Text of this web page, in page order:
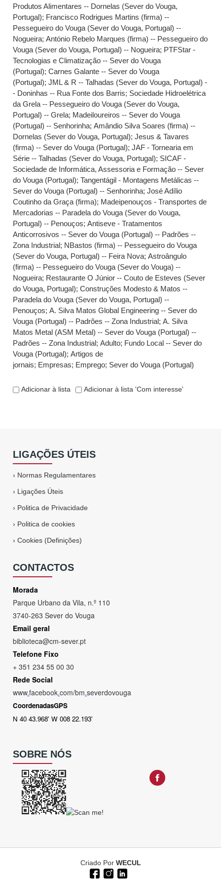
Produtos Alimentares -- Dornelas (Sever do Vouga,
Portugal); Francisco Rodrigues Martins (firma) --
Pessegueiro do Vouga (Sever do Vouga, Portugal) --
Nogueira;António Rebelo Marques (firma) -- Pessegueiro do
Vouga (Sever do Vouga, Portugal) -- Nogueira; PTFStar -
Tecnologias e Climatização -- Sever do Vouga
(Portugal);Carnes Galante -- Sever do Vouga
(Portugal);JML & R -- Talhadas (Sever do Vouga, Portugal) -
- Doninhas -- Rua Fonte dos Barris; Sociedade Hidroelétrica
da Grela -- Pessegueiro do Vouga (Sever do Vouga,
Portugal) -- Grela; Madeiloureiros -- Sever do Vouga
(Portugal) -- Senhorinha;Amândio Silva Soares (firma) --
Dornelas (Sever do Vouga, Portugal);Jesus & Tavares
(firma) -- Sever do Vouga (Portugal);JAF - Tornearia em
Série -- Talhadas (Sever do Vouga, Portugal); SICAF -
Sociedade de Informática, Assessoria e Formação -- Sever
do Vouga (Portugal);Tangentágil - Montagens Metálicas --
Sever do Vouga (Portugal) -- Senhorinha;José Adílio
Coutinho da Graça (firma); Madeipenouços - Transportes de
Mercadorias -- Paradela do Vouga (Sever do Vouga,
Portugal) -- Penouços;Antiseve - Tratamentos
Anticorrosivos -- Sever do Vouga (Portugal) -- Padrões --
Zona Industrial; NBastos (firma) -- Pessegueiro do Vouga
(Sever do Vouga, Portugal) -- Feira Nova;Astroângulo
(firma) -- Pessegueiro do Vouga (Sever do Vouga) --
Nogueira; Restaurante O Júnior -- Couto de Esteves (Sever
do Vouga, Portugal);Construções Modesto & Matos --
Paradela do Vouga (Sever do Vouga, Portugal) --
Penouços;A. Silva Matos Global Engineering -- Sever do
Vouga (Portugal) -- Padrões -- Zona Industrial;A. Silva
Matos Metal (ASM Metal) -- Sever do Vouga (Portugal) --
Padrões -- Zona Industrial;Adulto; Fundo Local -- Sever do
Vouga (Portugal);Artigos de
jornais; Empresas; Emprego; Sever do Vouga (Portugal)
Adicionar à lista Adicionar à lista 'Com interesse'
LIGAÇÕES ÚTEIS
› Normas Regulamentares
› Ligações Úteis
› Politica de Privacidade
› Politica de cookies
›Cookies (Definições)
CONTACTOS
Morada
Parque Urbano da Vila, n.º 110
3740-263 Sever do Vouga
Email geral
biblioteca@cm-sever.pt
Telefone Fixo
+ 351 234 55 00 30
Rede Social
www.facebook.com/bm.severdovouga
CoordenadasGPS
N 40 43.968' W 008 22.193'
SOBRE NÓS
Criado Por WECUL